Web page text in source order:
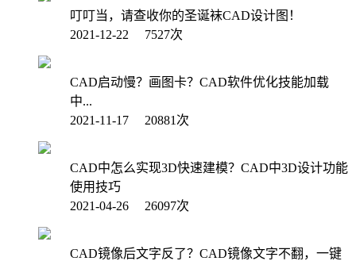
叮叮当，请查收你的圣诞袜CAD设计图！
2021-12-22 7527次
CAD启动慢？画图卡？CAD软件优化技能加载
中...
2021-11-17 20881次
CAD中怎么实现3D快速建模？CAD中3D设计功能
使用技巧
2021-04-26 26097次
CAD镜像后文字反了？CAD镜像文字不翻，一键